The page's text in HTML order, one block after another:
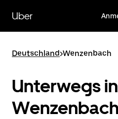
zum
Hauptinhalt
Uber
Deutschland>Wenzenbach
Unterwegs in
Wenzenbach